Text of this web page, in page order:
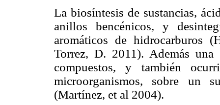
La biosíntesis de sustancias,
anillos bencénicos, y
aromáticos de hidrocarburos
Torrez, D. 2011). Además una
compuestos, y también
microorganismos, sobre un
(Martínez, et al 2004).